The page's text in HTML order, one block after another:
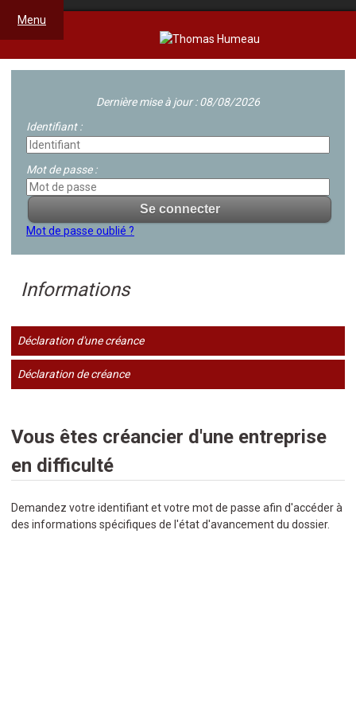
Menu
Dernière mise à jour : 08/08/2026
Identifiant :
Mot de passe :
Mot de passe oublié ?
Informations
Déclaration d'une créance
Déclaration de créance
Vous êtes créancier d'une entreprise
en difficulté
Demandez votre identifiant et votre mot de passe afin d'accéder à
des informations spécifiques de l'état d'avancement du dossier.